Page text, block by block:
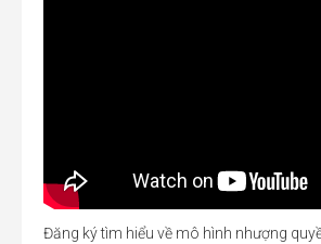
Đăng ký tìm hiểu về mô hình nhượng